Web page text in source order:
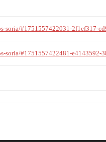
soria/#1751557422031-2f1ef317-
soria/#1751557422481-e4143592-